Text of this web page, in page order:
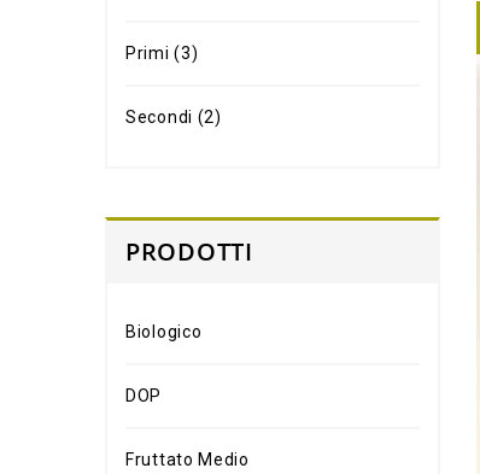
Primi (3)
Secondi (2)
PRODOTTI
Biologico
DOP
Fruttato Medio